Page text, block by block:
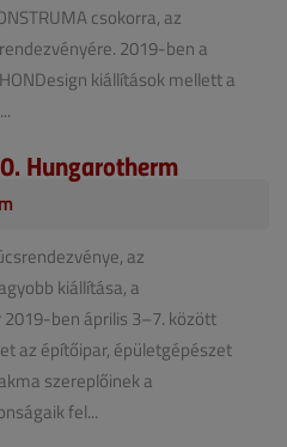
csokorra, az
2019-ben a
kiállítások mellett a
Hungarotherm
az
kiállítása, a
2019-ben április 3–7. között
az építőipar, épületgépészet
szereplőinek a
fel...